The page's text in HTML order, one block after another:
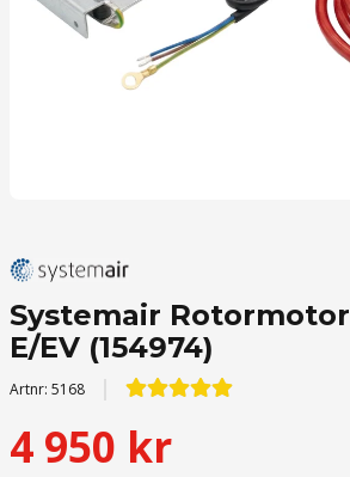
Systemair
E/EV (154974)
Artnr: 5168
4 950 kr